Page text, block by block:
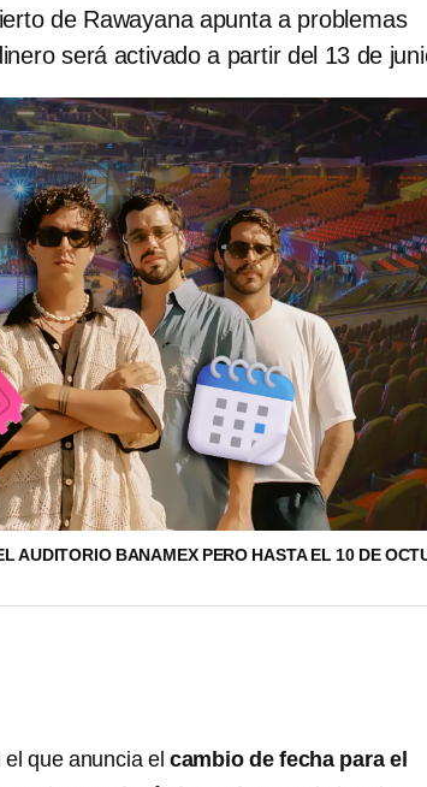
de Rawayana apunta a problemas
será activado a partir del 13 de
AUDITORIO BANAMEX PERO HASTA EL 10 DE
que anuncia el cambio de fecha para el